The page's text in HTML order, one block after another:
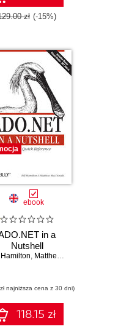
zł (-15%)
ebook
in a
Nutshell
, Matthew MacDonald
najniższa cena z 30 dni)
118.15 zł